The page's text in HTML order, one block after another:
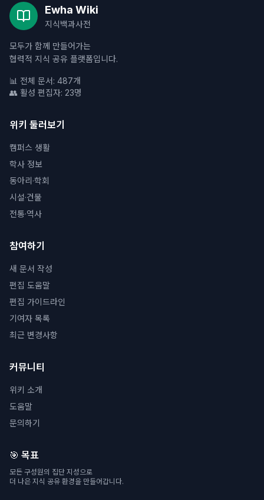
Ewha Wiki
지식백과사전
모두가 함께 만들어가는
협력적 지식 공유 플랫폼입니다.
📊 전체 문서: 487개
👥 활성 편집자: 23명
위키 둘러보기
캠퍼스 생활
학사 정보
동아리·학회
시설·건물
전통·역사
참여하기
새 문서 작성
편집 도움말
편집 가이드라인
기여자 목록
최근 변경사항
커뮤니티
위키 소개
도움말
문의하기
🎯 목표
모든 구성원의 집단 지성으로
더 나은 지식 공유 환경을 만들어갑니다.